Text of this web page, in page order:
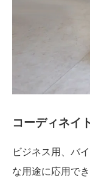
コーディネイ
ビジネス用、バ
な用途に応用で